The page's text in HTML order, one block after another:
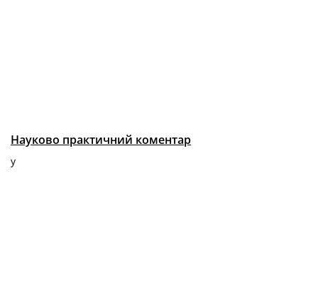
Науково практичний коментар
у